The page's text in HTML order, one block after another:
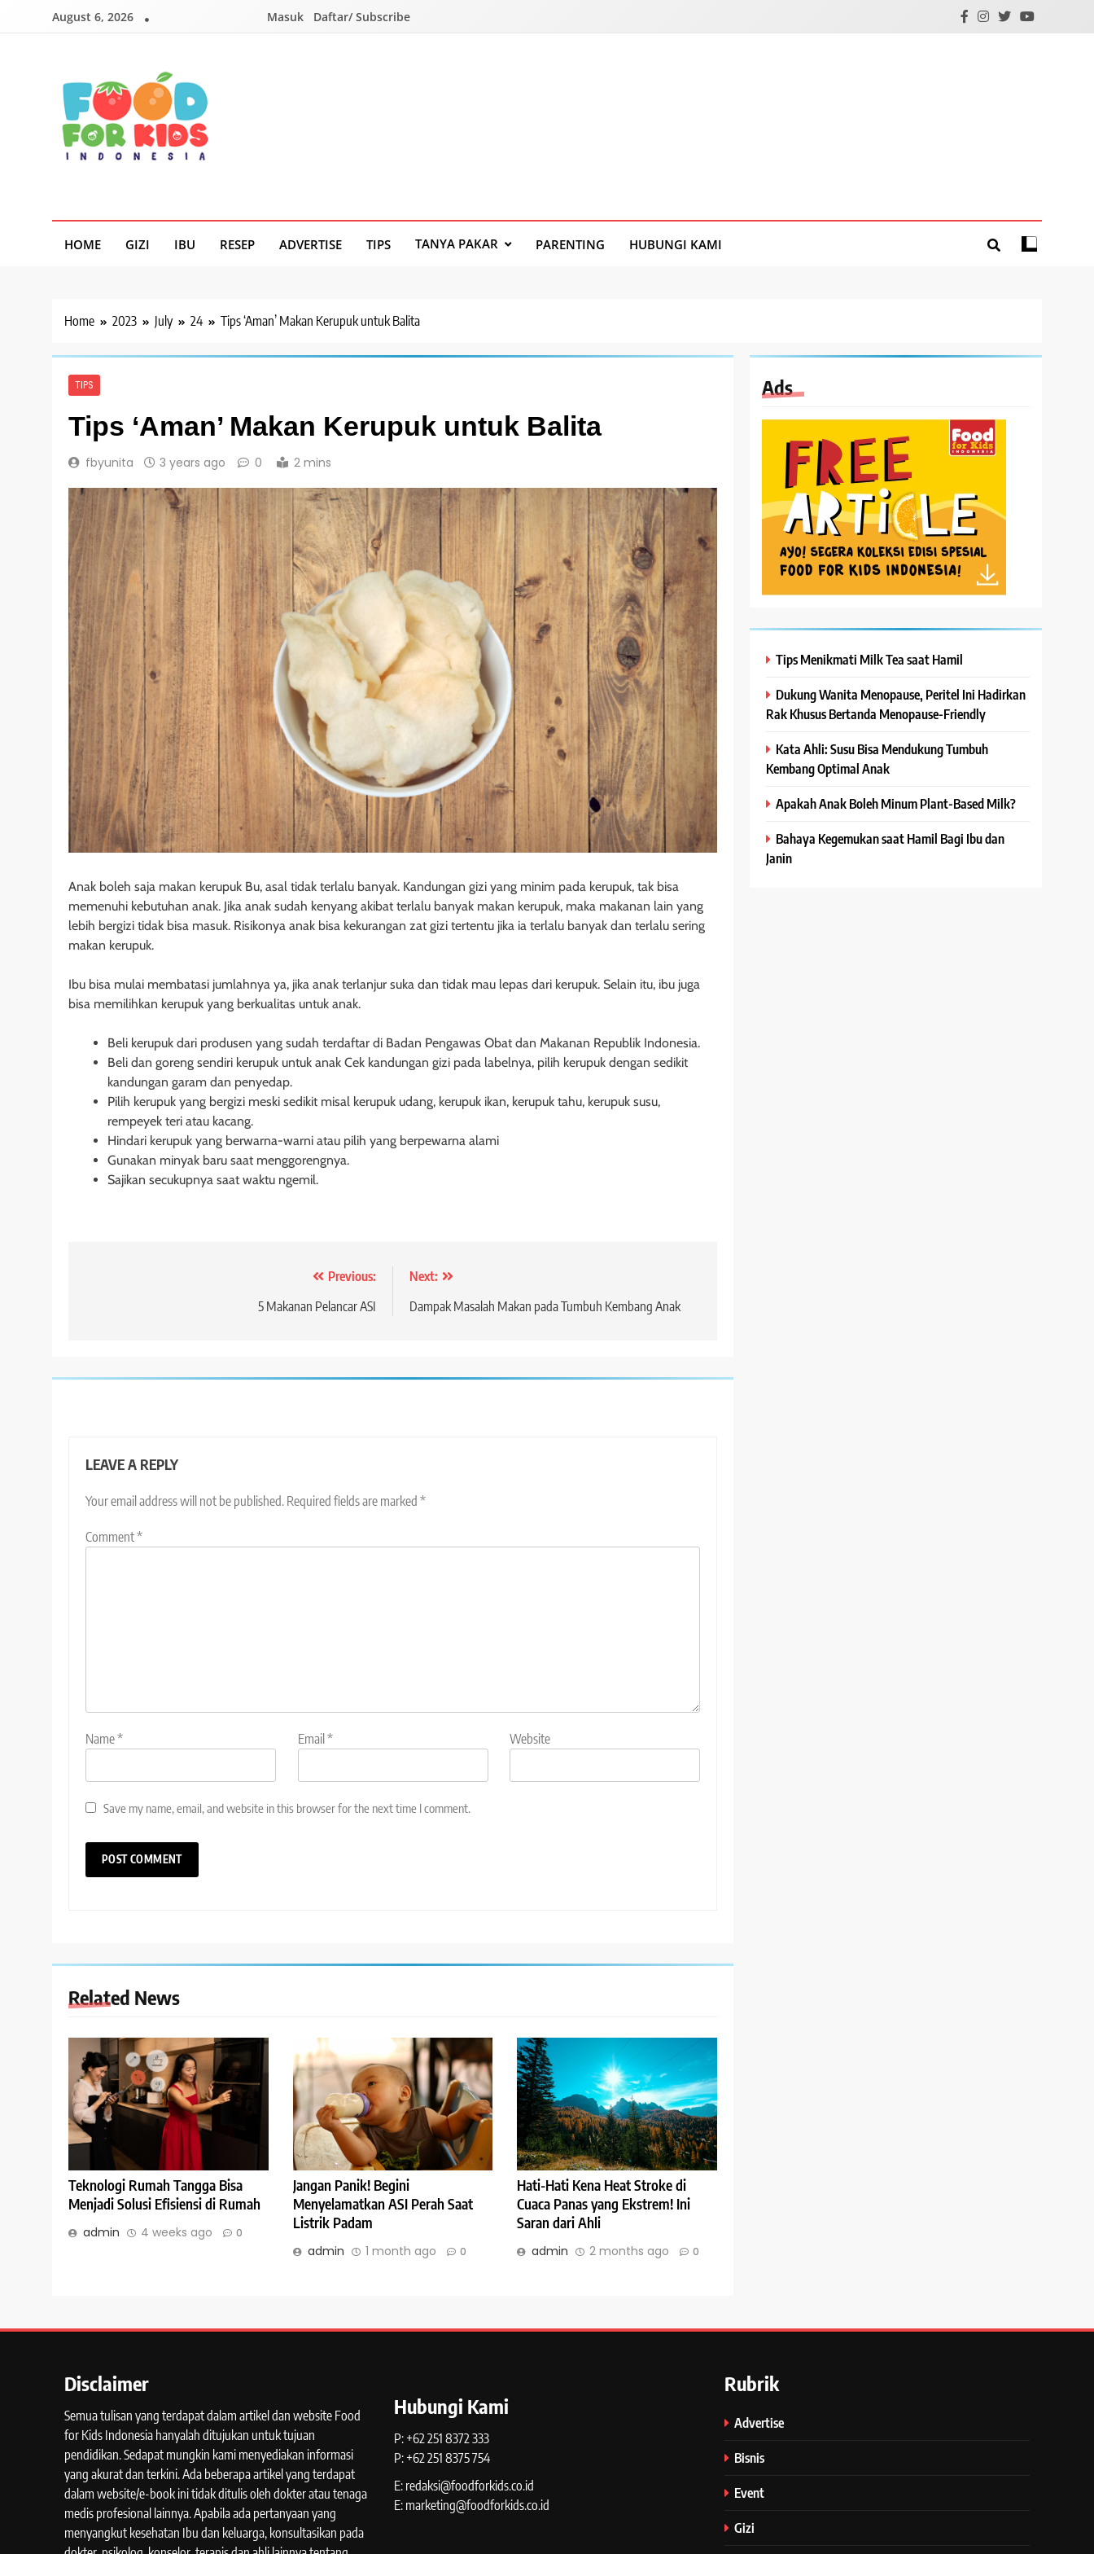
August 6, 2026 Masuk Daftar/ Subscribe
HOME GIZI IBU RESEP ADVERTISE TIPS TANYA PAKAR PARENTING HUBUNGI KAMI
Home 2023 July 24 Tips ‘Aman’ Makan Kerupuk untuk Balita
TIPS
Tips ‘Aman’ Makan Kerupuk untuk Balita
fbyunita 3 years ago 0 2 mins
Anak boleh saja makan kerupuk Bu, asal tidak terlalu banyak. Kandungan gizi yang minim pada kerupuk, tak bisa
memenuhi kebutuhan anak. Jika anak sudah kenyang akibat terlalu banyak makan kerupuk, maka makanan lain yang
lebih bergizi tidak bisa masuk. Risikonya anak bisa kekurangan zat gizi tertentu jika ia terlalu banyak dan terlalu sering
makan kerupuk.
Ibu bisa mulai membatasi jumlahnya ya, jika anak terlanjur suka dan tidak mau lepas dari kerupuk. Selain itu, ibu juga
bisa memilihkan kerupuk yang berkualitas untuk anak.
Beli kerupuk dari produsen yang sudah terdaftar di Badan Pengawas Obat dan Makanan Republik Indonesia.
Beli dan goreng sendiri kerupuk untuk anak Cek kandungan gizi pada labelnya, pilih kerupuk dengan sedikit
kandungan garam dan penyedap.
Pilih kerupuk yang bergizi meski sedikit misal kerupuk udang, kerupuk ikan, kerupuk tahu, kerupuk susu,
rempeyek teri atau kacang.
Hindari kerupuk yang berwarna-warni atau pilih yang berpewarna alami
Gunakan minyak baru saat menggorengnya.
Sajikan secukupnya saat waktu ngemil.
Previous:
5 Makanan Pelancar ASI
Next:
Dampak Masalah Makan pada Tumbuh Kembang Anak
LEAVE A REPLY
Your email address will not be published. Required fields are marked *
Comment*
Name* Email* Website
Save my name, email, and website in this browser for the next time I comment.
Related News
Teknologi Rumah Tangga Bisa
Menjadi Solusi Efisiensi di Rumah
admin 4 weeks ago 0
Jangan Panik! Begini
Menyelamatkan ASI Perah Saat
Listrik Padam
admin 1 month ago 0
Hati-Hati Kena Heat Stroke di
Cuaca Panas yang Ekstrem! Ini
Saran dari Ahli
admin 2 months ago 0
Ads
Tips Menikmati Milk Tea saat Hamil
Dukung Wanita Menopause, Peritel Ini Hadirkan
Rak Khusus Bertanda Menopause-Friendly
Kata Ahli: Susu Bisa Mendukung Tumbuh
Kembang Optimal Anak
Apakah Anak Boleh Minum Plant-Based Milk?
Bahaya Kegemukan saat Hamil Bagi Ibu dan
Janin
Disclaimer
Semua tulisan yang terdapat dalam artikel dan website Food
for Kids Indonesia hanyalah ditujukan untuk tujuan
pendidikan. Sedapat mungkin kami menyediakan informasi
yang akurat dan terkini. Ada beberapa artikel yang terdapat
dalam website/e-book ini tidak ditulis oleh dokter atau tenaga
medis profesional lainnya. Apabila ada pertanyaan yang
menyangkut kesehatan Ibu dan keluarga, konsultasikan pada
Hubungi Kami
P: +62 251 8372 333
P: +62 251 8375 754
E: redaksi@foodforkids.co.id
E: marketing@foodforkids.co.id
Rubrik
Advertise
Bisnis
Event
Gizi